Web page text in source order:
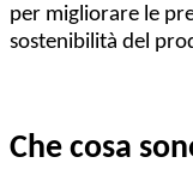
per migliorare le
sostenibilità del
Che cosa